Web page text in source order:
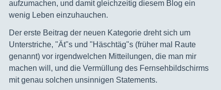
aufzumachen, und damit gleichzeitig diesem Blog ein
wenig Leben einzuhauchen.
Der erste Beitrag der neuen Kategorie dreht sich um
Unterstriche, "Ät"s und "Häschtäg"s (früher mal Raute
genannt) vor irgendwelchen Mitteilungen, die man mir
machen will, und die Vermüllung des Fernsehbildschirms
mit genau solchen unsinnigen Statements.